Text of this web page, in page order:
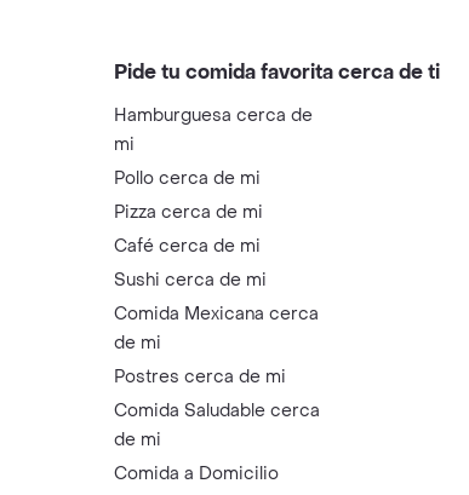
Pide tu comida favorita cerca de ti
Hamburguesa cerca de
mi
Pollo cerca de mi
Pizza cerca de mi
Café cerca de mi
Sushi cerca de mi
Comida Mexicana cerca
de mi
Postres cerca de mi
Comida Saludable cerca
de mi
Comida a Domicilio